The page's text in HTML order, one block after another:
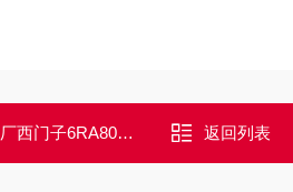
调速器报警F60092修理点 返回列表